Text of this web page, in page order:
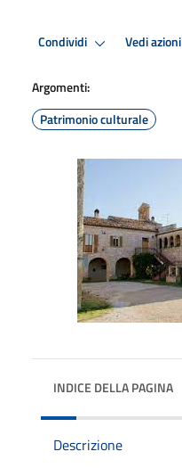
Condividi Vedi azioni
Argomenti:
Patrimonio culturale
INDICE DELLA PAGINA
Descrizione